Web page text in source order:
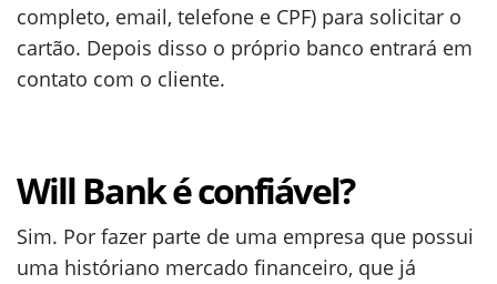
completo, email, telefone e CPF) para solicitar o
cartão. Depois disso o próprio banco entrará em
contato com o cliente.
Will Bank é confiável?
Sim. Por fazer parte de uma empresa que possui
uma históriano mercado financeiro, que já